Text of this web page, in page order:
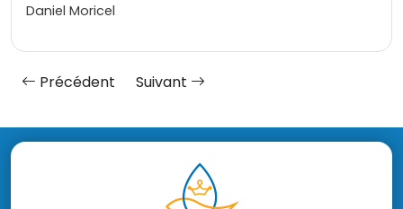
Daniel Moricel
Précédent Suivant